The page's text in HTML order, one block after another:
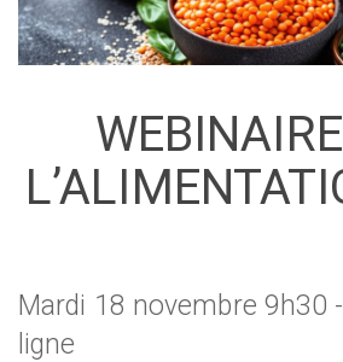
Mardi 18 novembre 9h30
ligne